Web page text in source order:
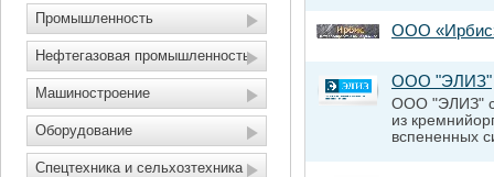
Промышленность
Нефтегазовая промышленность
Машиностроение
Оборудование
Спецтехника и сельхозтехника
ООО
ООО "ЭЛИЗ"
ООО "ЭЛИЗ"
из
вспененных